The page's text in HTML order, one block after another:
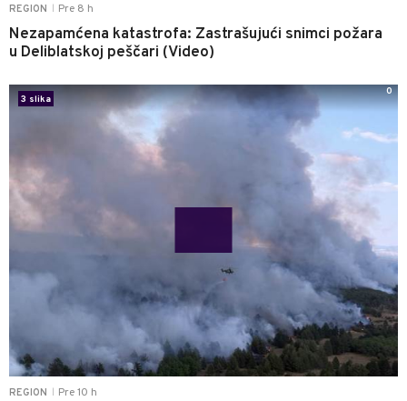
REGION Pre 8 h
Nezapamćena katastrofa: Zastrašujući snimci požara
u Deliblatskoj peščari (Video)
REGION Pre 10 h
3 slika
0